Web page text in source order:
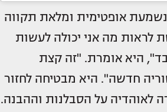
נשמעת אופטימית ומלאת תקווה
לראות מה אני יכולה לעשות
היא אומרת. "זה קצת
חדשה". היא מבטיחה לחזור
לאוהדיה על הסבלנות וההבנה.